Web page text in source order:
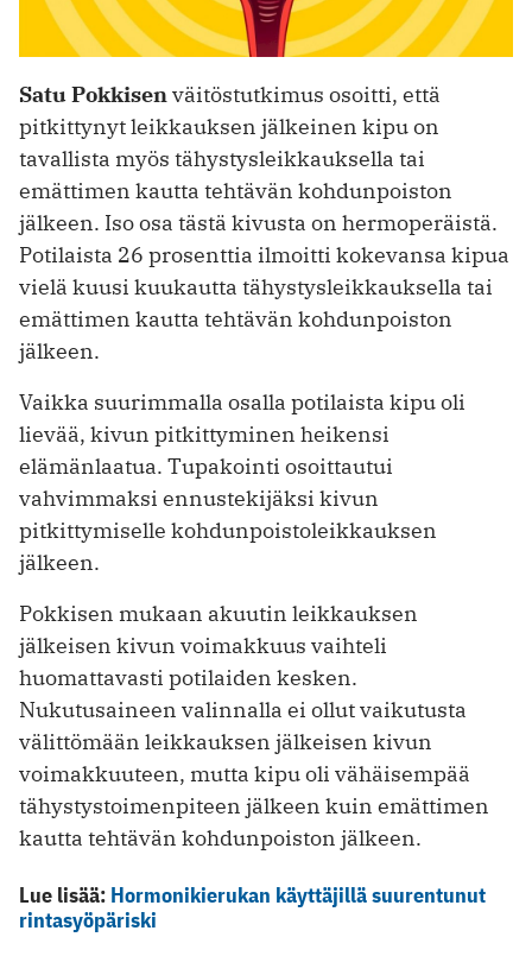
Satu Pokkisenväitöstutkimus osoitti, että
pitkittynyt leikkauksen jälkeinen kipu on
tavallista myös tähystysleikkauksella tai
emättimen kautta tehtävän kohdunpoiston
jälkeen. Iso osa tästä kivusta on hermoperäistä.
Potilaista 26 prosenttia ilmoitti kokevansa kipua
vielä kuusi kuukautta tähystysleikkauksella tai
emättimen kautta tehtävän kohdunpoiston
jälkeen.
Vaikka suurimmalla osalla potilaista kipu oli
lievää, kivun pitkittyminen heikensi
elämänlaatua. Tupakointi osoittautui
vahvimmaksi ennustekijäksi kivun
pitkittymiselle kohdunpoistoleikkauksen
jälkeen.
Pokkisen mukaan akuutin leikkauksen
jälkeisen kivun voimakkuus vaihteli
huomattavasti potilaiden kesken.
Nukutusaineen valinnalla ei ollut vaikutusta
välittömään leikkauksen jälkeisen kivun
voimakkuuteen, mutta kipu oli vähäisempää
tähystystoimenpiteen jälkeen kuin emättimen
kautta tehtävän kohdunpoiston jälkeen.
Lue lisää: Hormonikierukan käyttäjillä suurentunut
rintasyöpäriski